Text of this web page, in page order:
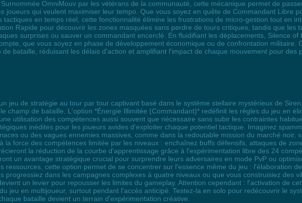
OmniMouv par les vétérans de la communauté, cette mécanique permet de
joueurs qui veulent maximiser leur tempo. Que vous soyez en quête de Commandant Libre
en temps réel, cette fonctionnalité élimine les frustrations de micro-gestion tout en
Rapide pour découvrir les zones masquées sans perdre de tours critiques, tandis que les
surprises ou sauver un commandant encerclé. En fluidifiant les déplacements, Silence of
que vous soyez en phase de développement économique ou de confrontation militaire.
bataille, réduisant les délais d'action et amplifiant l'impact de chaque mouvement pour des
jeu de stratégie au tour par tour captivant basé dans le système stellaire mystérieux de
champ de bataille. L'option *Énergie Illimitée (Commandant)* redéfinit les règles du jeu en
utilisation des compétences aussi souvent que nécessaire sans subir les contraintes
inédites pour les joueurs avides d'exploiter chaque potentiel tactique. Imaginez
ou des vagues ennemies massives, comme dans la redoutable mission du marché noir,
la force des compétences limitée par les niveaux : enchaînez buffs défensifs, attaques de
la réduction de la courbe d'apprentissage grâce à l'expérimentation libre des 24
un avantage stratégique crucial pour surprendre leurs adversaires en mode PvP ou
ressources, cette option permet de se concentrer sur l'essence même du jeu : l'élaboration
progressiez dans les campagnes complexes à quatre niveaux ou que vous construisiez des
un levier pour repousser les limites du gameplay. Attention cependant : l'activation de
jeu en multijoueur, surtout pendant l'accès anticipé. Testez-la en solo pour redécouvrir le
bataille devient un terrain d'expérimentation créative.